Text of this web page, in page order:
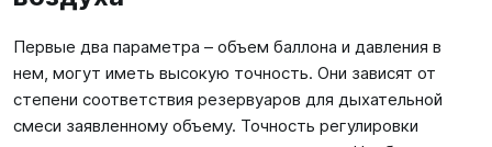
Первые два параметра – объем баллона и давления в
нем, могут иметь высокую точность. Они зависят от
степени соответствия резервуаров для дыхательной
смеси заявленному объему. Точность регулировки